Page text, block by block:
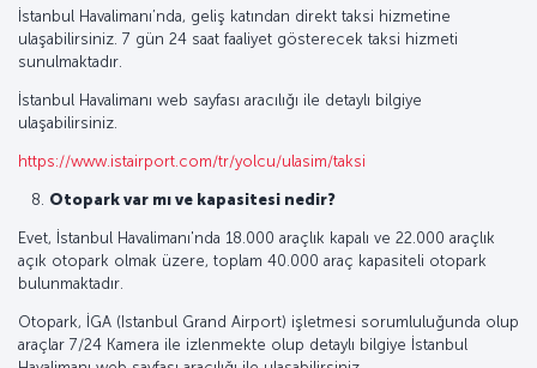
İstanbul Havalimanı’nda, geliş katından direkt taksi hizmetine
ulaşabilirsiniz. 7 gün 24 saat faaliyet gösterecek taksi hizmeti
sunulmaktadır.
İstanbul Havalimanı web sayfası aracılığı ile detaylı bilgiye
ulaşabilirsiniz.
https://www.istairport.com/tr/yolcu/ulasim/taksi
Otopark var mı ve kapasitesi nedir?
Evet, İstanbul Havalimanı'nda 18.000 araçlık kapalı ve 22.000 araçlık
açık otopark olmak üzere, toplam 40.000 araç kapasiteli otopark
bulunmaktadır.
Otopark, İGA (Istanbul Grand Airport) işletmesi sorumluluğunda olup
araçlar 7/24 Kamera ile izlenmekte olup detaylı bilgiye İstanbul